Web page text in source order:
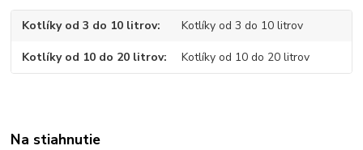
Kotlíky od 3 do 10 litrov Kotlíky od 3 do 10 litrov
Kotlíky od 10 do 20 litrov Kotlíky od 10 do 20 litrov
Na stiahnutie